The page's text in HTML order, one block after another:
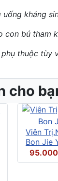
kháng
con bú tham
phụ thuộc
cho
Viên
Bon Jie